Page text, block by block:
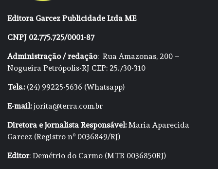
Editora Garcez Publicidade Ltda ME
CNPJ 02.775.725/0001-87
Administração / redação: Rua Amazonas, 200 –
Nogueira Petrópolis-RJ CEP: 25.730-310
Tels.:(24) 99225-5636 (Whatsapp)
E-mail:jorita@terra.com.br
Diretora e jornalista Responsável:Maria Aparecida
Garcez (Registro nº 0036849/RJ)
Editor: Demétrio do Carmo (MTB 0036850RJ)